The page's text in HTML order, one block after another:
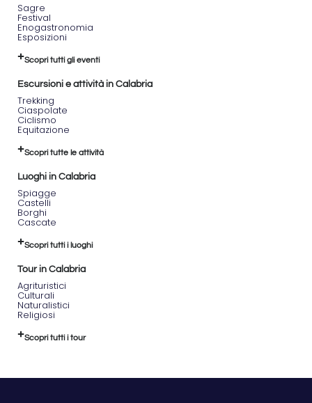
come
tempo
speso
con
leggerezza
Sagre
Festival
Enogastronomia
Esposizioni
Scopri tutti gli eventi
Escursioni e attività in Calabria
Trekking
Ciaspolate
Ciclismo
Equitazione
Scopri tutte le attività
Luoghi in Calabria
Spiagge
Castelli
Borghi
Cascate
Scopri tutti i luoghi
Tour in Calabria
Agrituristici
Culturali
Naturalistici
Religiosi
Scopri tutti i tour